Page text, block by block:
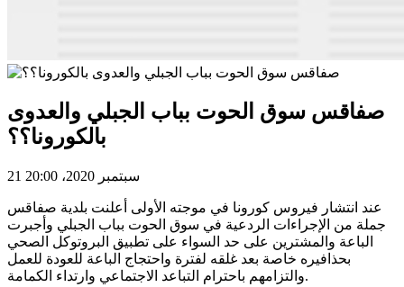
صفاقس سوق الحوت بباب الجبلي والعدوى
بالكورونا؟؟
21 سبتمبر 2020، 20:00
عند انتشار فيروس كورونا في موجته الأولى أعلنت بلدية صفاقس
جملة من الإجراءات الردعية في سوق الحوت بباب الجبلي وأجبرت
الباعة والمشترين على حد السواء على تطبيق البروتوكل الصحي
بحذافيره خاصة بعد غلقه لفترة واحتجاج الباعة للعودة للعمل
والتزامهم باحترام التباعد الاجتماعي وارتداء الكمامة.